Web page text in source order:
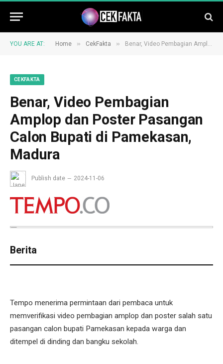
YOU ARE AT: Home » CekFakta » Benar, Video Pembagian Amplop dan Poster Pasangan Calon Bupati di Pamekasan, Madura
CEKFAKTA
Benar, Video Pembagian
Amplop dan Poster Pasangan
Calon Bupati di Pamekasan,
Madura
Publish date 2024-11-06
Berita
Tempo menerima permintaan dari pembaca untuk
memverifikasi video pembagian amplop dan poster salah satu
pasangan calon bupati Pamekasan kepada warga dan
ditempel di dinding dan bangku sekolah.